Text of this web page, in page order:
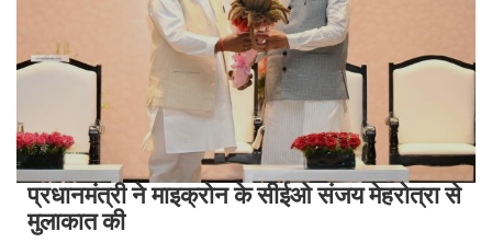
प्रधानमंत्री ने माइक्रोन के सीईओ संजय मेहरोत्रा से
मुलाकात की